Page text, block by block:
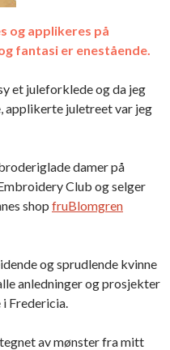
og applikeres på
fantasi er enestående.
et juleforklede og da jeg
applikerte juletreet var jeg
damer på
Club og selger
shop fruBlomgren
og sprudlende kvinne
anledninger og prosjekter
i Fredericia.
av mønster fra mitt